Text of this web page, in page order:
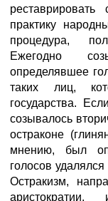
практику
процедура,
Ежегодно
определявшее
таких лиц,
государства.
созывалось
остраконе
мнению, был
голосов
Остракизм,
аристократии,